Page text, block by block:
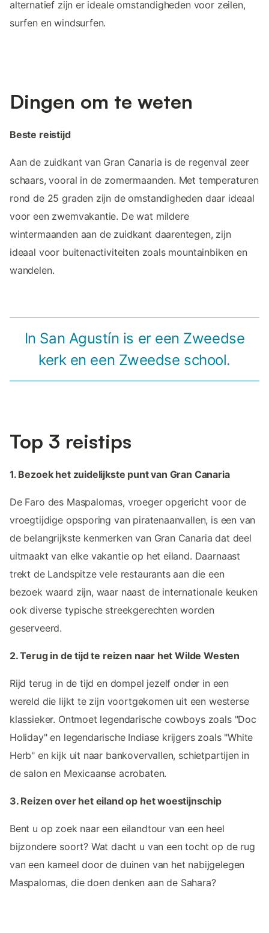
alternatief zijn er ideale omstandigheden voor zeilen,
surfen en windsurfen.
Dingen om te weten
Beste reistijd
Aan de zuidkant van Gran Canaria is de regenval zeer
schaars, vooral in de zomermaanden. Met temperaturen
rond de 25 graden zijn de omstandigheden daar ideaal
voor een zwemvakantie. De wat mildere
wintermaanden aan de zuidkant daarentegen, zijn
ideaal voor buitenactiviteiten zoals mountainbiken en
wandelen.
In San Agustín is er een Zweedse
kerk en een Zweedse school.
Top 3 reistips
1. Bezoek het zuidelijkste punt van Gran Canaria
De Faro des Maspalomas, vroeger opgericht voor de
vroegtijdige opsporing van piratenaanvallen, is een van
de belangrijkste kenmerken van Gran Canaria dat deel
uitmaakt van elke vakantie op het eiland. Daarnaast
trekt de Landspitze vele restaurants aan die een
bezoek waard zijn, waar naast de internationale keuken
ook diverse typische streekgerechten worden
geserveerd.
2. Terug in de tijd te reizen naar het Wilde Westen
Rijd terug in de tijd en dompel jezelf onder in een
wereld die lijkt te zijn voortgekomen uit een westerse
klassieker. Ontmoet legendarische cowboys zoals "Doc
Holiday" en legendarische Indiase krijgers zoals "White
Herb" en kijk uit naar bankovervallen, schietpartijen in
de salon en Mexicaanse acrobaten.
3. Reizen over het eiland op het woestijnschip
Bent u op zoek naar een eilandtour van een heel
bijzondere soort? Wat dacht u van een tocht op de rug
van een kameel door de duinen van het nabijgelegen
Maspalomas, die doen denken aan de Sahara?